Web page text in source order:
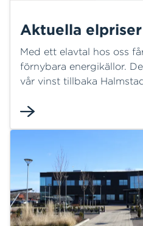
Aktuella elpriser
Med ett elavtal hos oss
förnybara energikällor.
vår vinst tillbaka